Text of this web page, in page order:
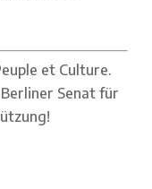
et Culture.
Senat für